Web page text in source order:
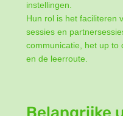
instellingen.
Hun rol is het faciliteren
sessies en
communicatie, het up to
en de leerroute.